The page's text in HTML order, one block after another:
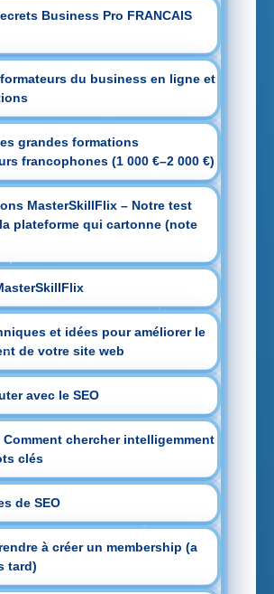
Business Pro FRANCAIS
du business en ligne et
grandes formations
francophones (1 000 €–2 000 €)
MasterSkillFlix – Notre test
plateforme qui cartonne (note
et idées pour améliorer le
de votre site web
avec le SEO
Comment chercher intelligemment
clés
de SEO
à créer un membership (a
tard)